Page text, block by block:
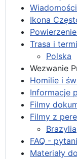
Ikona
Trasa i
Polska
Wezwanie
Homilie i
Informacje
Filmy
Filmy z
Brazylia
FAQ -
Materiały